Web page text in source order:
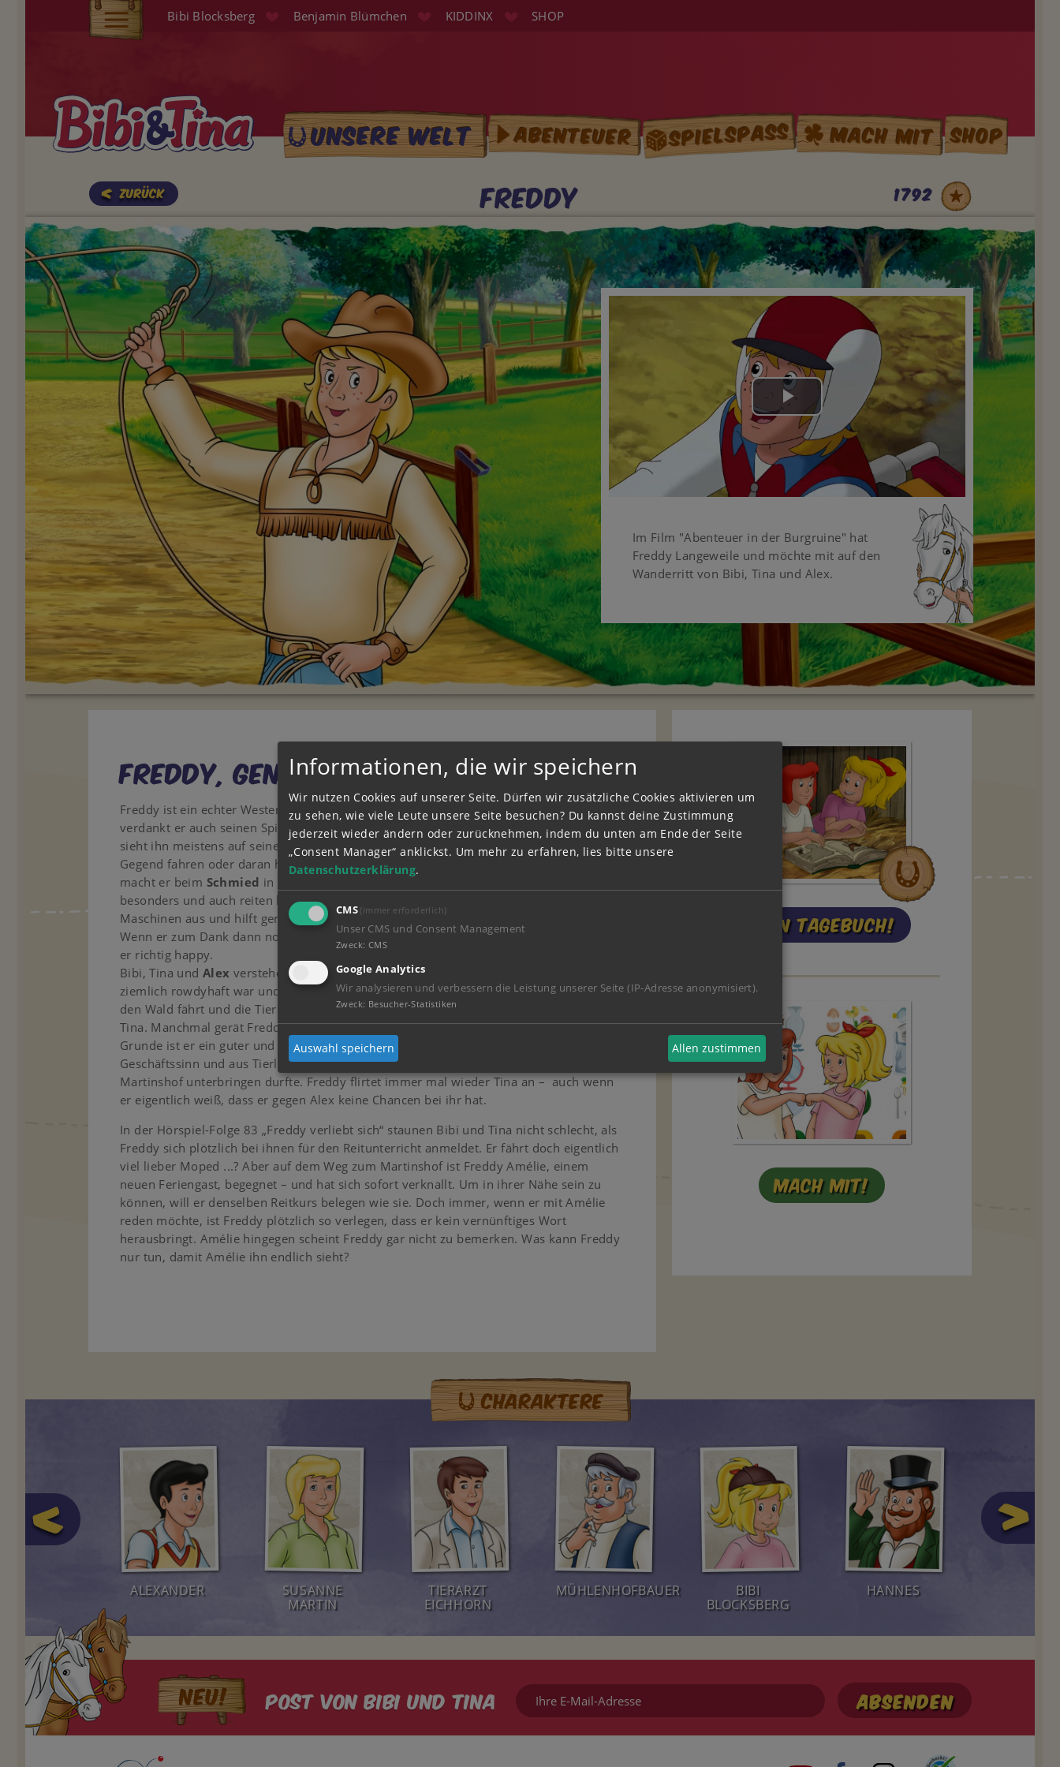
Elterninfo
Hörspiele
Audio (EN)
Bibi Blocksberg Benjamin Blümchen KIDDINX SHOP
Main
navigation
Unsere Welt Abenteuer Spielspass Mach mit Shop
Freddy 1792
Play
Video
Im Film "Abenteuer in der Burgruine" hat
Freddy Langeweile und möchte mit auf den
Wanderritt von Bibi, Tina und Alex.
Freddy, genannt „der Sheriff“
Freddy ist ein echter Western-Fan und trägt gerne Cowboyklamotten. Seinem Outfit
verdankt er auch seinen Spitznamen „Sheriff“. Freddy liebt schnelle Motoren und man
sieht ihn meistens auf seinem „Maschinchen“, einem frisierten Moped, durch die
Gegend fahren oder daran herumbasteln. Da er handwerklich ziemlich geschickt ist,
macht er beim Schmied in Falkenstein eine Ausbildung. Pferde interessieren ihn nicht
besonders und auch reiten kann er nicht wirklich gut. Aber er kennt sich gut mit
Maschinen aus und hilft gerne, wenn es auf dem Martinshof etwas zu reparieren gibt.
Wenn er zum Dank dann noch ein Stück vonFrau Martins Butterkuchen bekommt, ist
er richtig happy.
Bibi, Tina und Alex verstehen sich mit Freddy ganz gut. Das war früher anders, weil er
ziemlich rowdyhaft war und nicht mit sich reden ließ. Wenn er mit seinem Moped durch
den Wald fährt und die Tiere aufschreckt, gibt es aber immer noch Stress mit Bibi und
Tina. Manchmal gerät Freddy durch unüberlegte Aktionen in die Klemme, aber im
Grunde ist er ein guter und zuverlässiger Kumpel. Dem Mühlenhofbauern hat er mit viel
Geschäftssinn und aus Tierliebe Kälbchen Käthe abgekauft hat, das er auf dem
Martinshof unterbringen durfte. Freddy flirtet immer mal wieder Tina an – auch wenn
er eigentlich weiß, dass er gegen Alex keine Chancen bei ihr hat.
In der Hörspiel-Folge 83 „Freddy verliebt sich“ staunen Bibi und Tina nicht schlecht, als
Freddy sich plötzlich bei ihnen für den Reitunterricht anmeldet. Er fährt doch eigentlich
viel lieber Moped ...? Aber auf dem Weg zum Martinshof ist Freddy Amélie, einem
neuen Feriengast, begegnet – und hat sich sofort verknallt. Um in ihrer Nähe sein zu
können, will er denselben Reitkurs belegen wie sie. Doch immer, wenn er mit Amélie
reden möchte, ist Freddy plötzlich so verlegen, dass er kein vernünftiges Wort
herausbringt. Amélie hingegen scheint Freddy gar nicht zu bemerken. Was kann Freddy
nur tun, damit Amélie ihn endlich sieht?
Mein Tagebuch!
Mach mit!
Charaktere
ALEXANDER
SUSANNE
MARTIN
TIERARZT
EICHHORN
MÜHLENHOFBAUER
BIBI
BLOCKSBERG
HANNES
Post von Bibi und Tina
Ihre
E-
Mail-
Adresse
Informationen, die wir speichern
Wir nutzen Cookies auf unserer Seite. Dürfen wir zusätzliche Cookies aktivieren um
zu sehen, wie viele Leute unsere Seite besuchen? Du kannst deine Zustimmung
jederzeit wieder ändern oder zurücknehmen, indem du unten am Ende der Seite
„Consent Manager“ anklickst. Um mehr zu erfahren, lies bitte unsere
Datenschutzerklärung.
CMS (immer erforderlich)
Unser CMS und Consent Management
Zweck: CMS
Google Analytics
Wir analysieren und verbessern die Leistung unserer Seite (IP-Adresse anonymisiert).
Zweck: Besucher-Statistiken
Auswahl speichern Allen zustimmen